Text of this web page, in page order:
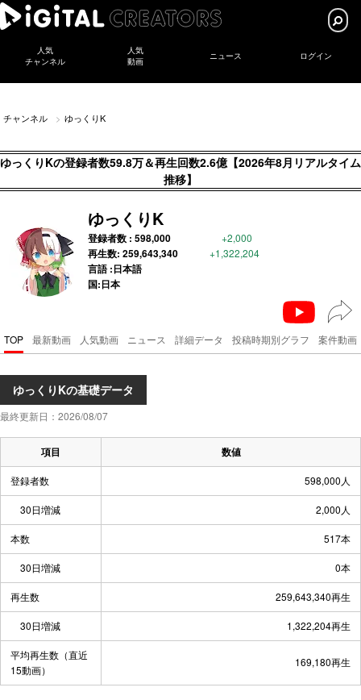
人気
チャンネル
人気
動画
ニュース ログイン
チャンネル ゆっくりK
ゆっくりKの登録者数59.8万＆再生回数2.6億【2026年8月リアルタイム
推移】
ゆっくりK
登録者数 : 598,000 +2,000
再生数: 259,643,340 +1,322,204
言語 :日本語
国:日本
TOP 最新動画 人気動画 ニュース 詳細データ 投稿時期別グラフ 案件動画
ゆっくりKの基礎データ
最終更新日：2026/08/07
項目 数値
登録者数 598,000人
30日増減 2,000人
本数 517本
30日増減 0本
再生数 259,643,340再生
30日増減 1,322,204再生
平均再生数（直近
15動画）
169,180再生